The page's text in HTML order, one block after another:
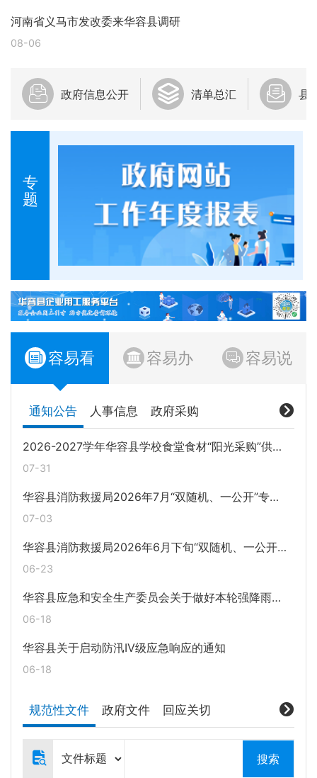
河南省义马市发改委来华容县调研
08-06
政府信息公开 清单总汇 县
专
题
容易看 容易办 容易说
通知公告 人事信息 政府采购
2026-2027学年华容县学校食堂食材“阳光采购”供应商入驻平台遴选公告
07-31
华容县消防救援局2026年7月“双随机、一公开”专项检查任务公示
07-03
华容县消防救援局2026年6月下旬“双随机、一公开”抽查任务公示
06-23
华容县应急和安全生产委员会关于做好本轮强降雨防范应对工作的紧急通知
06-18
华容县关于启动防汛IV级应急响应的通知
06-18
规范性文件 政府文件 回应关切
搜索